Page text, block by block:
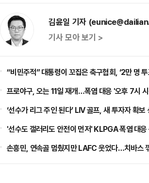
김윤일 기자
기사 모아 보기 >
“비민주적” 대통령이 꼬집은 축구협회, ‘2만 명 투
프로야구, 오는 11일 재개…폭염 대응 '오후 7시
‘선수가 리그 주인 된다’ LIV 골프, 새 투자자 확보
'선수도 갤러리도 안전이 먼저' KLPGA 폭염 대응
손흥민, 연속골 멈췄지만 LAFC 웃었다…치바스